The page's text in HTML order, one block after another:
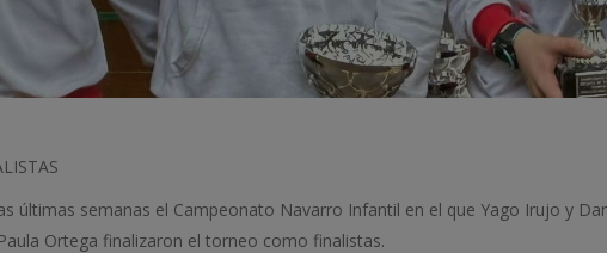
últimas semanas el Campeonato Navarro Infantil en el que Yago Irujo y
Ortega finalizaron el torneo como finalistas.